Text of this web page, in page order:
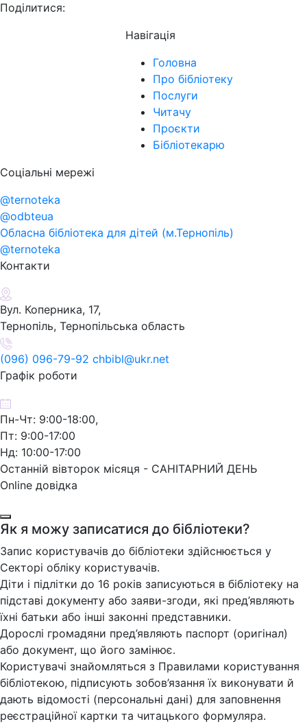
Поділитися:
Навігація
Головна
Про бібліотеку
Послуги
Читачу
Проєкти
Бібліотекарю
Соціальні мережі
@ternoteka
@odbteua
Обласна бібліотека для дітей (м.Тернопіль)
@ternoteka
Контакти
Вул. Коперника, 17,
Тернопіль, Тернопільська область
(096) 096-79-92 chbibl@ukr.net
Графік роботи
Пн-Чт: 9:00-18:00,
Пт: 9:00-17:00
Нд: 10:00-17:00
Останній вівторок місяця - САНІТАРНИЙ ДЕНЬ
Online довідка
Як я можу записатися до бібліотеки?
Запис користувачів до бібліотеки здійснюється у
Секторі обліку користувачів.
Діти і підлітки до 16 років записуються в бібліотеку на
підставі документу або заяви-згоди, які пред’являють
їхні батьки або інші законні представники.
Дорослі громадяни пред’являють паспорт (оригінал)
або документ, що його замінює.
Користувачі знайомляться з Правилами користування
бібліотекою, підписують зобов’язання їх виконувати й
дають відомості (персональні дані) для заповнення
реєстраційної картки та читацького формуляра.